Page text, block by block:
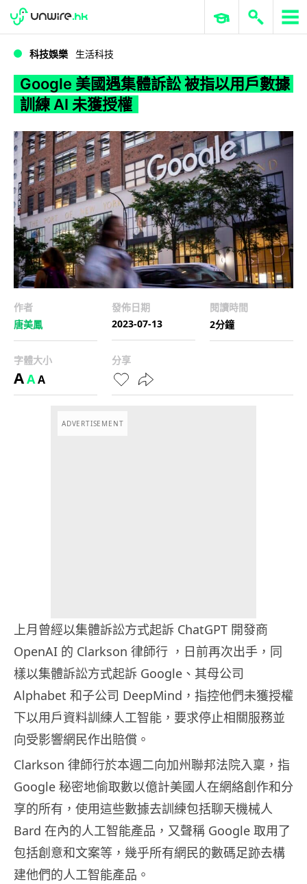
WWDC 2026 ERP 與商業 AI
科技娛樂 生活科技
Google 美國遇集體訴訟 被指以用戶數據
訓練 AI 未獲授權
作者
唐美鳳
發佈日期
2023-07-13
閱讀時間
2分鐘
字體大小
AAA
分享
ADVERTISEMENT
上月曾經以集體訴訟方式起訴 ChatGPT 開發商
OpenAI 的 Clarkson 律師行 ，日前再次出手，同
樣以集體訴訟方式起訴 Google、其母公司
Alphabet 和子公司 DeepMind，指控他們未獲授權
下以用戶資料訓練人工智能，要求停止相關服務並
向受影響網民作出賠償。
Clarkson 律師行於本週二向加州聯邦法院入稟，指
Google 秘密地偷取數以億計美國人在網絡創作和分
享的所有，使用這些數據去訓練包括聊天機械人
Bard 在內的人工智能產品，又聲稱 Google 取用了
包括創意和文案等，幾乎所有網民的數碼足跡去構
建他們的人工智能產品。